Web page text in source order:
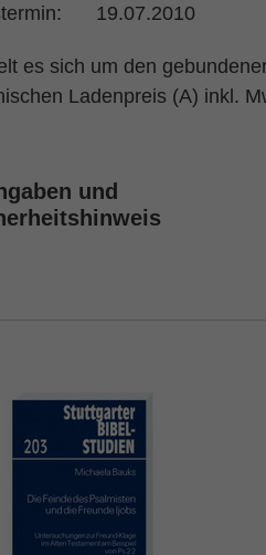
19.07.2010
es sich um den
Ladenpreis (A) inkl.
und